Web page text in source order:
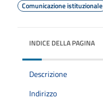
Comunicazione istituzionale
INDICE DELLA PAGINA
Descrizione
Indirizzo